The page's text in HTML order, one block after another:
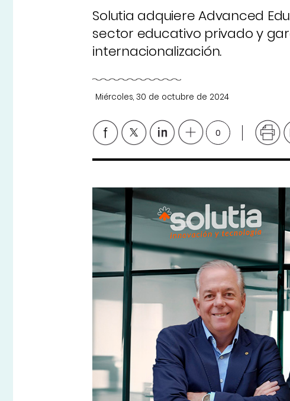
Solutia adquiere Advanced
sector educativo privado y
internacionalización.
Miércoles, 30 de octubre de 2024
0